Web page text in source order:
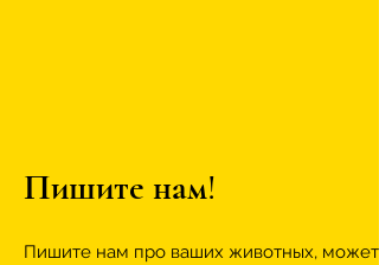
Пишите нам!
Пишите нам про ваших животных, может